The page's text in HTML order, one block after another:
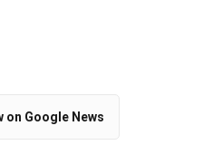
on Google News